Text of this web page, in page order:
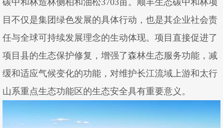
碳中和林造林侧柏和油松3703亩。顺丰生态碳中和林项
目不仅是集团绿色发展的具体行动，也是其企业社会责
任与全球可持续发展理念的生动体现。项目直接促进了
项目县的生态保护修复，增强了森林生态服务功能，减
缓和适应气候变化的功能，对维护长江流域上游和太行
山系重点生态功能区的生态安全具有重要意义。